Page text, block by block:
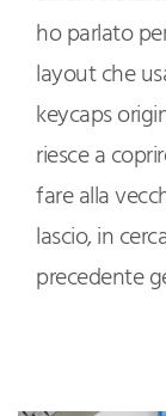
ho parlato
layout che
keycaps
riesce a
fare alla
lascio, in
precedente